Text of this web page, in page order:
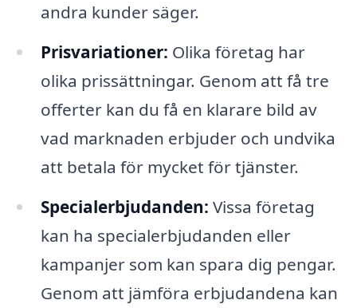
andra kunder säger.
Prisvariationer: Olika företag har
olika prissättningar. Genom att få tre
offerter kan du få en klarare bild av
vad marknaden erbjuder och undvika
att betala för mycket för tjänster.
Specialerbjudanden: Vissa företag
kan ha specialerbjudanden eller
kampanjer som kan spara dig pengar.
Genom att jämföra erbjudandena kan